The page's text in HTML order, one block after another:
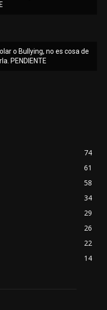
o Bullying, no es cosa de
PENDIENTE
74
61
58
34
29
26
22
14